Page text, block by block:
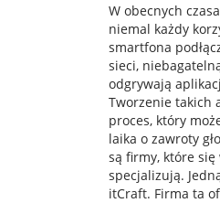
W obecnych
niemal każdy
smartfona
sieci,
odgrywają
Tworzenie takich
proces, który
laika o zawroty
są firmy, które się
specjalizują.
itCraft. Firma ta